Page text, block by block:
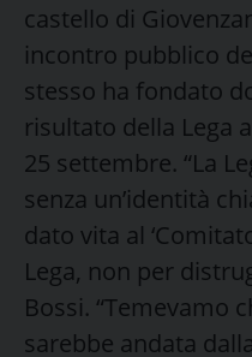
castello di
incontro pubblico
stesso ha fondato
risultato della Lega
25 settembre. “La
senza un’identità
dato vita al
Lega, non per
Bossi. “Temevamo
sarebbe andata